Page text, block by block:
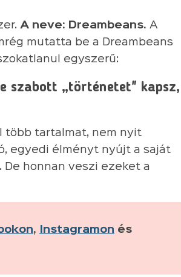
A neve: Dreambeans. A
mutatta be a Dreambeans
egyszerű:
szabott „történetet" kapsz,
több tartalmat, nem nyit
egyedi élményt nyújt a saját
honnan veszi ezeket a
, Instagramon és